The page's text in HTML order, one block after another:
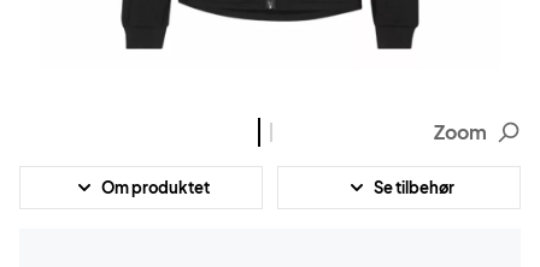
Zoom
Om produktet Se tilbehør